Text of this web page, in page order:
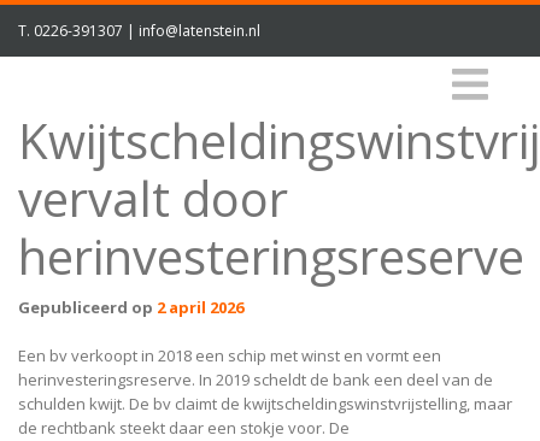
T. 0226-391307 | info@latenstein.nl
vervalt door
herinvesteringsreserve
Gepubliceerd op 2 april 2026
Een bv verkoopt in 2018 een schip met winst en vormt een
herinvesteringsreserve. In 2019 scheldt de bank een deel van de
schulden kwijt. De bv claimt de kwijtscheldingswinstvrijstelling, maar
de rechtbank steekt daar een stokje voor. De